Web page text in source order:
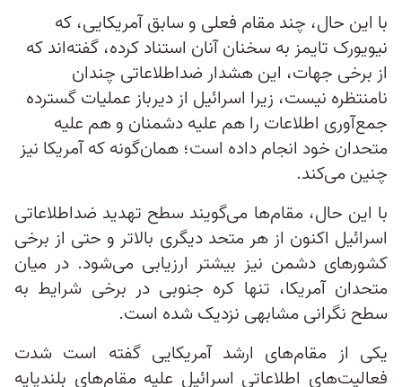
با این حال، چند مقام فعلی و سابق آمریکایی، که
نیویورک تایمز به سخنان آنان استناد کرده، گفته‌اند که
از برخی جهات، این هشدار ضداطلاعاتی چندان
نامنتظره نیست، زیرا اسرائیل از دیرباز عملیات گسترده
جمع‌آوری اطلاعات را هم علیه دشمنان و هم علیه
متحدان خود انجام داده است؛ همان‌گونه که آمریکا نیز
چنین می‌کند.
با این حال، مقام‌ها می‌گویند سطح تهدید ضداطلاعاتی
اسرائیل اکنون از هر متحد دیگری بالاتر و حتی از برخی
کشورهای دشمن نیز بیشتر ارزیابی می‌شود. در میان
متحدان آمریکا، تنها کره جنوبی در برخی شرایط به
سطح نگرانی مشابهی نزدیک شده است.
یکی از مقام‌های ارشد آمریکایی گفته است شدت
فعالیت‌های اطلاعاتی اسرائیل علیه مقام‌های بلندپایه